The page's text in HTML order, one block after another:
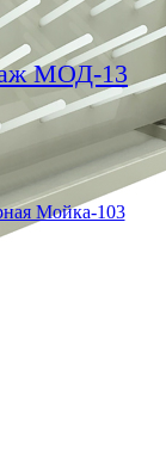
МОД-13